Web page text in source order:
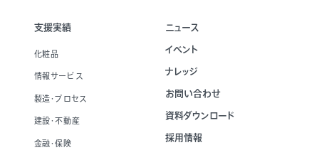
支援実績
化粧品
情報サービス
製造・プロセス
建設・不動産
金融・保険
ニュース
イベント
ナレッジ
お問い合わせ
資料ダウンロード
採用情報